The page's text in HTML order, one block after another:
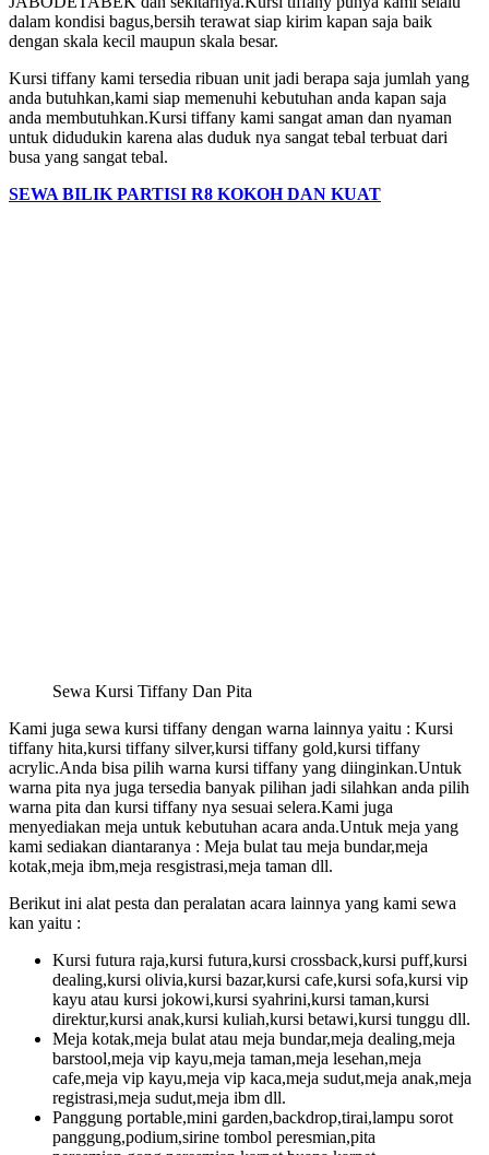
dalam kondisi bagus,bersih terawat siap kirim kapan saja baik
dengan skala kecil maupun skala besar.
Kursi tiffany kami tersedia ribuan unit jadi berapa saja jumlah yang
anda butuhkan,kami siap memenuhi kebutuhan anda kapan saja
anda membutuhkan.Kursi tiffany kami sangat aman dan nyaman
untuk didudukin karena alas duduk nya sangat tebal terbuat dari
busa yang sangat tebal.
SEWA BILIK PARTISI R8 KOKOH DAN KUAT
Sewa Kursi Tiffany Dan Pita
Kami juga sewa kursi tiffany dengan warna lainnya yaitu : Kursi
tiffany hita,kursi tiffany silver,kursi tiffany gold,kursi tiffany
acrylic.Anda bisa pilih warna kursi tiffany yang diinginkan.Untuk
warna pita nya juga tersedia banyak pilihan jadi silahkan anda pilih
warna pita dan kursi tiffany nya sesuai selera.Kami juga
menyediakan meja untuk kebutuhan acara anda.Untuk meja yang
kami sediakan diantaranya : Meja bulat tau meja bundar,meja
kotak,meja ibm,meja resgistrasi,meja taman dll.
Berikut ini alat pesta dan peralatan acara lainnya yang kami sewa
kan yaitu :
Kursi futura raja,kursi futura,kursi crossback,kursi puff,kursi
dealing,kursi olivia,kursi bazar,kursi cafe,kursi sofa,kursi vip
kayu atau kursi jokowi,kursi syahrini,kursi taman,kursi
direktur,kursi anak,kursi kuliah,kursi betawi,kursi tunggu dll.
Meja kotak,meja bulat atau meja bundar,meja dealing,meja
barstool,meja vip kayu,meja taman,meja lesehan,meja
cafe,meja vip kayu,meja vip kaca,meja sudut,meja anak,meja
registrasi,meja sudut,meja ibm dll.
Panggung portable,mini garden,backdrop,tirai,lampu sorot
panggung,podium,sirine tombol peresmian,pita